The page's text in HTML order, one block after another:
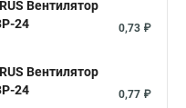
Вентилятор
24
0,73 ₽
Вентилятор
24
0,77 ₽